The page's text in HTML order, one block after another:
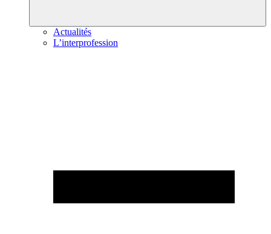
Actualités
L’interprofession